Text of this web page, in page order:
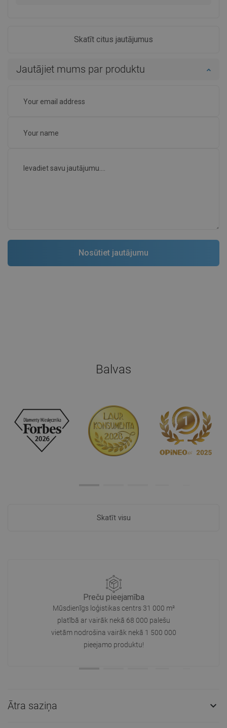
Skatīt citus jautājumus
Jautājiet mums par produktu
Balvas
Skatīt visu
Preču pieejamība
Mūsdienīgs loģistikas centrs 31 000 m²
platībā ar vairāk nekā 68 000 palešu
vietām nodrošina vairāk nekā 1 500 000
pieejamo produktu!
Ātra saziņa 